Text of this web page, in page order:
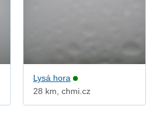
Lysá hora
28 km, chmi.cz